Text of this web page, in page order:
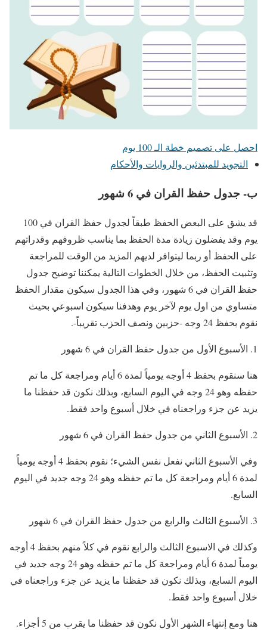
احصل على تصميم خطة الـ 100 يوم
التجويد للمبتدئين والروايات والأحكام
ب- جدول حفظ القران في 6 شهور
قد يشق على البعض الحفظ طبقاً لجدول حفظ القران في 100
يوم وقد يفضلون زيادة مدة الحفظ بما يناسب ظروفهم وقدراتهم
على الحفظ أو ربما ليتوافر لديهم المزيد من الوقت للمراجعة
وتثبيت الحفظ، من خلال الخطوات التالية يمكننا توضيح جدول
حفظ القران في 6 شهور، وفي هذا الجدول سيكون مقدار الحفظ
متساوي من اول يوم لآخر يوم وهدفنا سيكون اسبوعي بحيث
نقوم بحفظ 24 وجه -حزبين ونصف الحزب تقريباً-.
الأسبوع الأول من جدول حفظ القران في 6 شهور
هنا سنقوم بحفظ 4 أوجه يومياً لمدة 6 أيام ومراجعة كل ما تم
حفظه وهو 24 وجه في اليوم السابع، وبذلك نكون قد حفظنا ما
يزيد عن جزء وراجعناه في خلال أسبوع واحد فقط.
الأسبوع الثاني من جدول حفظ القران في 6 شهور
وفي الأسبوع الثاني نفعل نفس الشيء؛ نقوم بحفظ 4 أوجه يومياً
لمدة 6 أيام ومراجعة كل ما تم حفظه وهو 24 وجه جديد في اليوم
السابع.
الأسبوع الثالث والرابع من جدول حفظ القران في 6 شهور
وكذلك في الاسبوع الثالث والرابع نقوم في كلاً منهم بحفظ 4 أوجه
يومياً لمدة 6 أيام ومراجعة كل ما تم حفظه وهو 24 وجه جديد في
اليوم السابع، وبذلك نكون قد حفظنا ما يزيد عن جزء وراجعناه في
خلال أسبوع واحد فقط.
هنا ومع إنتهاء الشهر الأول نكون قد حفظنا ما يقرب من 5 أجزاء.